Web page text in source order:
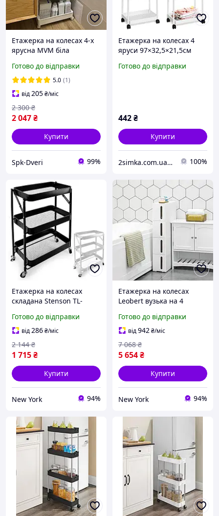
Етажерка на колесах 4-х
ярусна MVM біла
Готово до відправки
5.0 (1)
від205₴/міс
2 047₴
2 300 ₴
Купити
Spk-Dveri 99%
Етажерка на колесах 4
яруси 97×32,5×21,5см
Готово до відправки
442₴
Купити
2simka.com.ua - Інтернет магазин товарів для дому 100%
Етажерка на колесах
складана Stenson TL-
newyork
Готово до відправки
від286₴/міс
1 715₴
2 144 ₴
Купити
New York 94%
Етажерка на колесах
Leobert вузька на 4
Готово до відправки
від942₴/міс
5 654₴
7 068 ₴
Купити
New York 94%